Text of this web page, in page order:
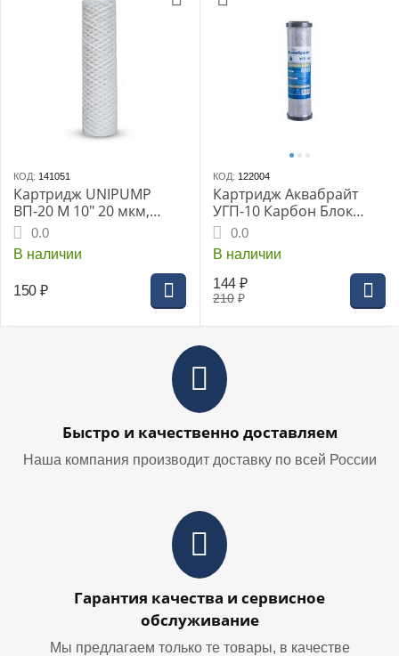
КОД: 141051
Картридж UNIPUMP
ВП-20 М 10" 20 мкм,
нить/веревочный Slim
Line (82472)
0.0
В наличии
150 ₽
КОД: 122004
Картридж Аквабрайт
УГП-10 Карбон Блок
SLIM LINE 10",
активированный уголь
0.0
В наличии
210 ₽
144 ₽
Быстро и качественно доставляем
Наша компания производит доставку по всей России
Гарантия качества и сервисное
обслуживание
Мы предлагаем только те товары, в качестве